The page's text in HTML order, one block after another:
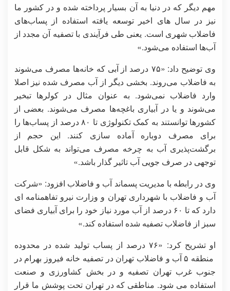
مهم دیگر که در دنیا به آن بسیار پرداخته شده و در کشور ما
نیز در سال های اخیر توسعه یافته استفاده از پساب‌های
فاضلاب شهری است. یعنی طی فرآیندی با تصفیه آن مجدد از
آب‌ها استفاده می‌شود.»
وی توضیح داد: «۷۵ درصد از آبی که خانه‌ها مصرف می‌شوند
به فاضلاب می‌روند. بخشی دیگر از آب مصرف شده نیز اصلا
وارد فاضلاب نمی‌شود. به عنوان مثال در کولرها تبخیر
می‌شوند و یا در آبیاری باغچه‌ها مصرف می‌شوند. بعضی از
کشورها توانستند به کمک تکنولوژی تا ۸۰ درصد از پساب‌ها را
برای مصرف دوباره آماده سازی کنند. این حجم از
برگشت‌پذیری آب به چرخه مصرف می‌تواند به شکل قابل
توجهی در صرف جویی آب تاثیر گذار باشد.»
وی در رابطه با مدیریت پسماند آب و فاضلاب افزود: «شرکت
آب و فاضلاب با شهرداری تهران و وزارت نیرو تفاهمنامه ای
دارد که تا ۶۰ درصد از آب مورد نیاز خود را برای آبیاری فضای
سبز از فاضلاب تصفیه شده استفاده کند.»
او تشریح کرد: «۷۶ درصد از پساب تولید شده در محدوده
منطقه ۵ آب و فاضلاب تهران در تصفیه خانه فیروز بهرام در
جنوب غرب تهران تصفیه و در بخش کشاورزی و صنعت
استفاده می شود. مناطقی که در تهران تحت پوشش ما قرار